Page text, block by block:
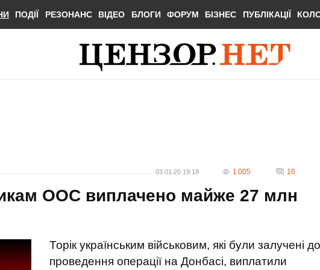
ПОДІЇ РЕЗОНАНС ВІДЕО БЛОГИ ФОРУМ БІЗНЕС ПУБЛІКАЦІЇ
03.01.20 19:18 1 005 16
ООС виплачено майже 27 млн
Торік українським військовим, які були залучені до
проведення операції на Донбасі, виплатили